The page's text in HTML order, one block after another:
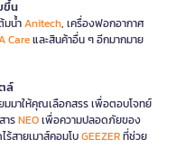
ขึ้น
มน้ำAnitech, เครื่องฟอกอากาศ
Careและสินค้าอื่น ๆ อีกมากมาย
ล์
มาให้คุณเลือกสรร เพื่อตอบโจทย์
ารNEOเพื่อความปลอดภัยของ
ร้สายเมาส์คอมโบGEEZERที่ช่วย